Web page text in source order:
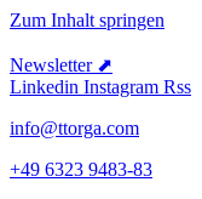
Zum Inhalt springen
Newsletter ⬈
Linkedin Instagram Rss
info@ttorga.com
+49 6323 9483-83